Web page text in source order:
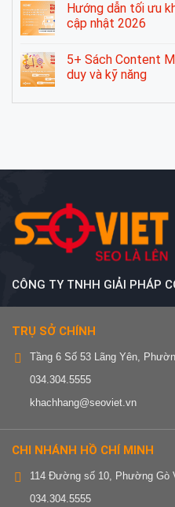
Hướng dẫn tối ưu
cập nhật 2026
5+ Sách Content
duy và kỹ năng
CÔNG TY TNHH GIẢI PHÁP
TRỤ SỞ CHÍNH
Tầng 6 Số 53 Lãng Yên,
034.304.5555
khachhang@seoviet.vn
CHI NHÁNH HỒ CHÍ MINH
114 Đường số 10, Phường Gò
034.304.5555